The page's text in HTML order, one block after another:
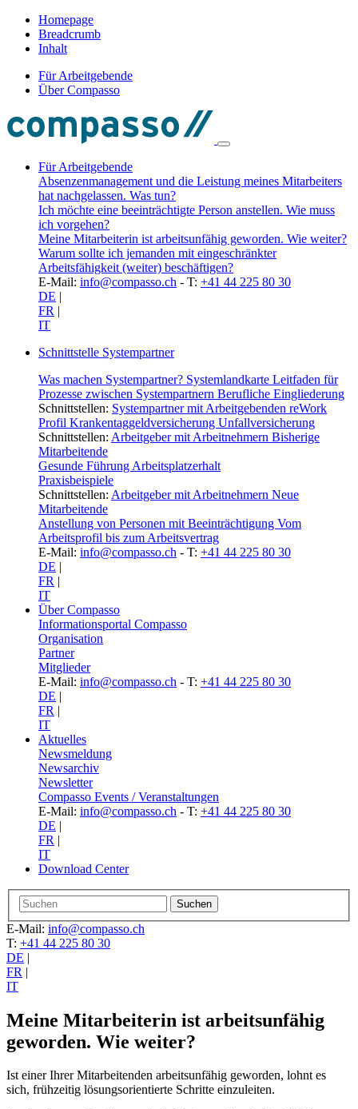
Homepage
Breadcrumb
Inhalt
Für Arbeitgebende
Über Compasso
Für Arbeitgebende
Absenzenmanagement und die Leistung meines Mitarbeiters
hat nachgelassen. Was tun?
Ich möchte eine beeinträchtigte Person anstellen. Wie muss
ich vorgehen?
Meine Mitarbeiterin ist arbeitsunfähig geworden. Wie weiter?
Warum sollte ich jemanden mit eingeschränkter
Arbeitsfähigkeit (weiter) beschäftigen?
E-Mail: info@compasso.ch - T: +41 44 225 80 30
DE |
FR |
IT
Schnittstelle Systempartner
Was machen Systempartner? Systemlandkarte Leitfaden für
Prozesse zwischen Systempartnern Berufliche Eingliederung
Schnittstellen: Systempartner mit Arbeitgebenden reWork
Profil Krankentaggeldversicherung Unfallversicherung
Schnittstellen: Arbeitgeber mit Arbeitnehmern Bisherige
Mitarbeitende
Gesunde Führung Arbeitsplatzerhalt
Praxisbeispiele
Schnittstellen: Arbeitgeber mit Arbeitnehmern Neue
Mitarbeitende
Anstellung von Personen mit Beeinträchtigung Vom
Arbeitsprofil bis zum Arbeitsvertrag
E-Mail: info@compasso.ch - T: +41 44 225 80 30
DE |
FR |
IT
Über Compasso
Informationsportal Compasso
Organisation
Partner
Mitglieder
E-Mail: info@compasso.ch - T: +41 44 225 80 30
DE |
FR |
IT
Aktuelles
Newsmeldung
Newsarchiv
Newsletter
Compasso Events / Veranstaltungen
E-Mail: info@compasso.ch - T: +41 44 225 80 30
DE |
FR |
IT
Download Center
E-Mail: info@compasso.ch
T: +41 44 225 80 30
DE |
FR |
IT
Meine Mitarbeiterin ist arbeitsunfähig
geworden. Wie weiter?
Ist einer Ihrer Mitarbeitenden arbeitsunfähig geworden, lohnt es
sich, frühzeitig lösungsorientierte Schritte einzuleiten.